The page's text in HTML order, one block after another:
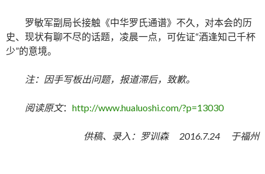
罗敏军副局长接触《中华罗氏通谱》不久，对本会的历
史、现状有聊不尽的话题，凌晨一点，可佐证“酒逢知己千杯
少”的意境。
注：因手写板出问题，报道滞后，致歉。
阅读原文： http://www.hualuoshi.com/?p=13030
供稿、录入：罗训森 2016.7.24 于福州